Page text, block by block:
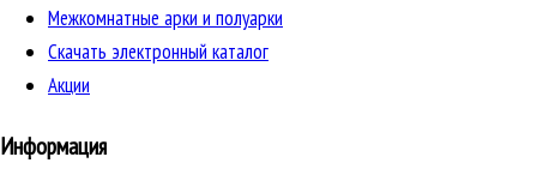
Межкомнатные арки и полуарки
Скачать электронный каталог
Акции
Информация